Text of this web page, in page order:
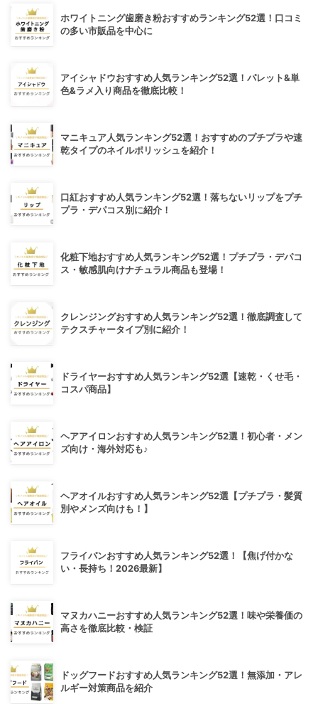
ホワイトニング歯磨き粉おすすめランキング52選！口コミ
の多い市販品を中心に
アイシャドウおすすめ人気ランキング52選！パレット&単
色&ラメ入り商品を徹底比較！
マニキュア人気ランキング52選！おすすめのプチプラや速
乾タイプのネイルポリッシュを紹介！
口紅おすすめ人気ランキング52選！落ちないリップをプチ
プラ・デパコス別に紹介！
化粧下地おすすめ人気ランキング52選！プチプラ・デパコ
ス・敏感肌向けナチュラル商品も登場！
クレンジングおすすめ人気ランキング52選！徹底調査して
テクスチャータイプ別に紹介！
ドライヤーおすすめ人気ランキング52選【速乾・くせ毛・
コスパ商品】
ヘアアイロンおすすめ人気ランキング52選！初心者・メン
ズ向け・海外対応も♪
ヘアオイルおすすめ人気ランキング52選【プチプラ・髪質
別やメンズ向けも！】
フライパンおすすめ人気ランキング52選！【焦げ付かな
い・長持ち！2026最新】
マヌカハニーおすすめ人気ランキング52選！味や栄養価の
高さを徹底比較・検証
ドッグフードおすすめ人気ランキング52選！無添加・アレ
ルギー対策商品を紹介